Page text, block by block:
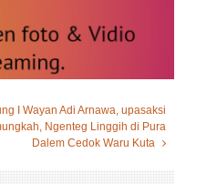
I Wayan Adi Arnawa, upasaksi
Ngenteg Linggih di Pura
Dalem Cedok Waru Kuta